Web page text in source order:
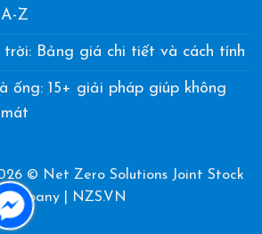
Z
trời: Bảng giá chi tiết và cách tính
ống: 15+ giải pháp giúp không
© Net Zero Solutions Joint Stock
| NZS.VN